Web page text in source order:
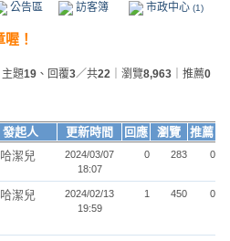
公告區 訪客簿 市政中心 (1)
主題19 、回覆3／共22 ｜瀏覽8,963 ｜推薦0
發起人 更新時間 回應 瀏覽
推薦
哈潔兒
2024/03/07
18:07
0 283 0
哈潔兒
2024/02/13
19:59
1 450 0